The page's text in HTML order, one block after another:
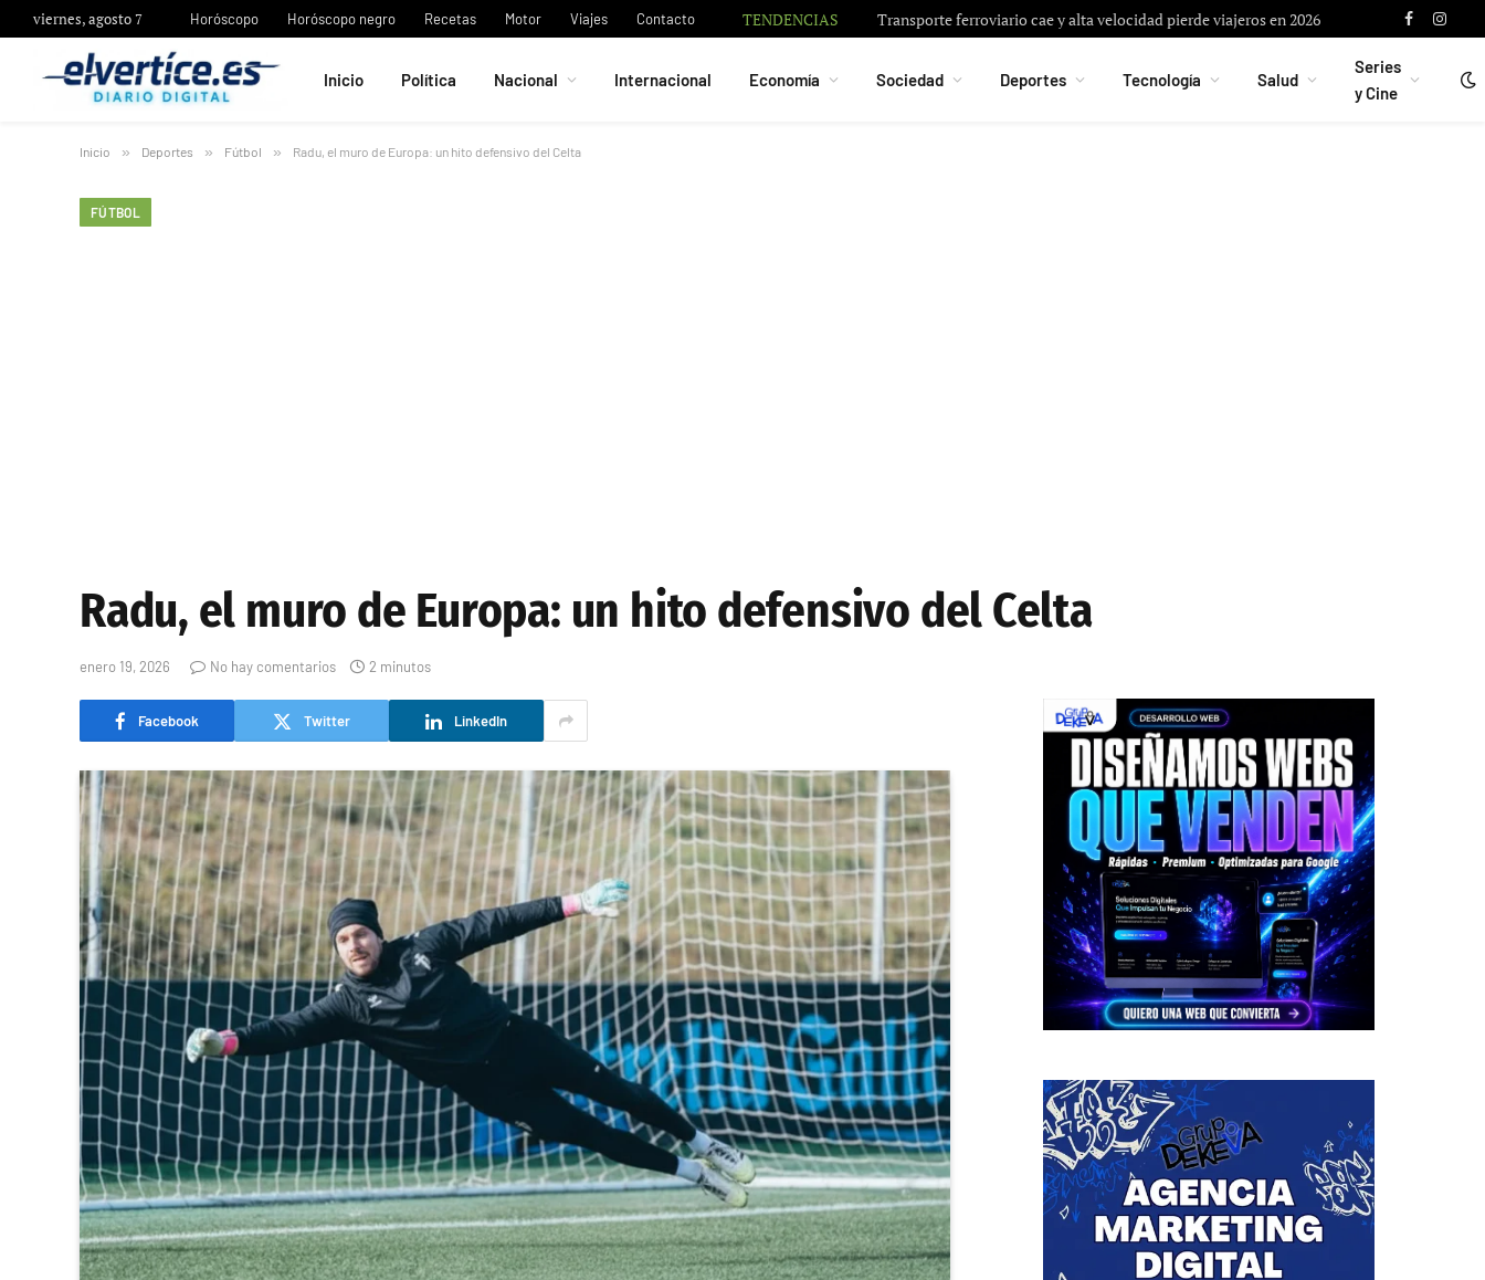
viernes, agosto 7 Horóscopo Horóscopo negro Recetas Motor Viajes Contacto TENDENCIAS Transporte ferroviario cae y alta velocidad pierde viajeros en 2026 Facebook
Inicio Política Nacional Internacional Economía Sociedad Deportes Tecnología Salud
Series
y Cine
Inicio » Deportes » Fútbol » Radu, el muro de Europa: un hito defensivo del Celta
FÚTBOL
Radu, el muro de Europa: un hito defensivo del Celta
enero 19, 2026 No hay comentarios 2 minutos
Facebook Twitter LinkedIn